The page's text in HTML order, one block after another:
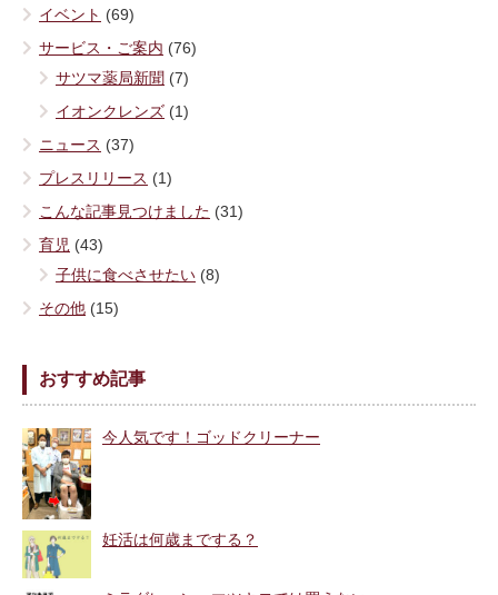
イベント (69)
サービス・ご案内 (76)
サツマ薬局新聞 (7)
イオンクレンズ (1)
ニュース (37)
プレスリリース (1)
こんな記事見つけました (31)
育児 (43)
子供に食べさせたい (8)
その他 (15)
おすすめ記事
今人気です！ゴッドクリーナー
妊活は何歳までする？